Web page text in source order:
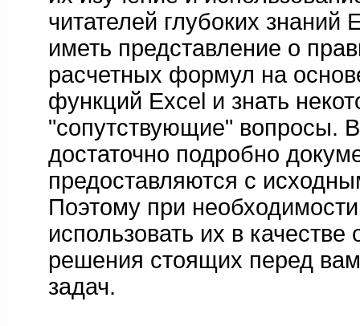
читателей глубоких знаний
иметь представление о
расчетных формул на
функций Excel и знать
"сопутствующие" вопросы.
достаточно подробно
предоставляются с
Поэтому при
использовать их в
решения стоящих перед
задач.